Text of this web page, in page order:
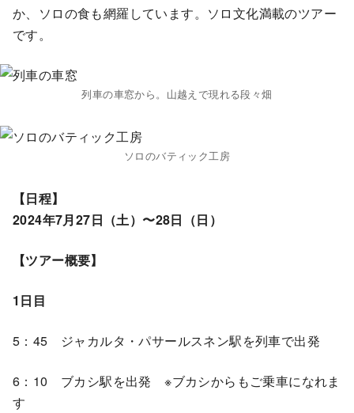
か、ソロの食も網羅しています。ソロ文化満載のツアー
です。
列車の車窓から。山越えで現れる段々畑
ソロのバティック工房
【日程】
2024年7月27日（土）〜28日（日）
【ツアー概要】
1日目
5：45 ジャカルタ・パサールスネン駅を列車で出発
6：10 ブカシ駅を出発 ※ブカシからもご乗車になれま
す